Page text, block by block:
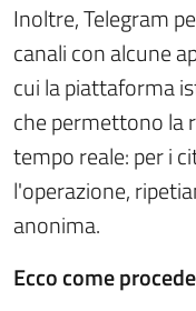
Inoltre, Telegram
canali con alcune
cui la piattaforma
che permettono la
tempo reale: per i
l'operazione,
anonima.
Ecco come